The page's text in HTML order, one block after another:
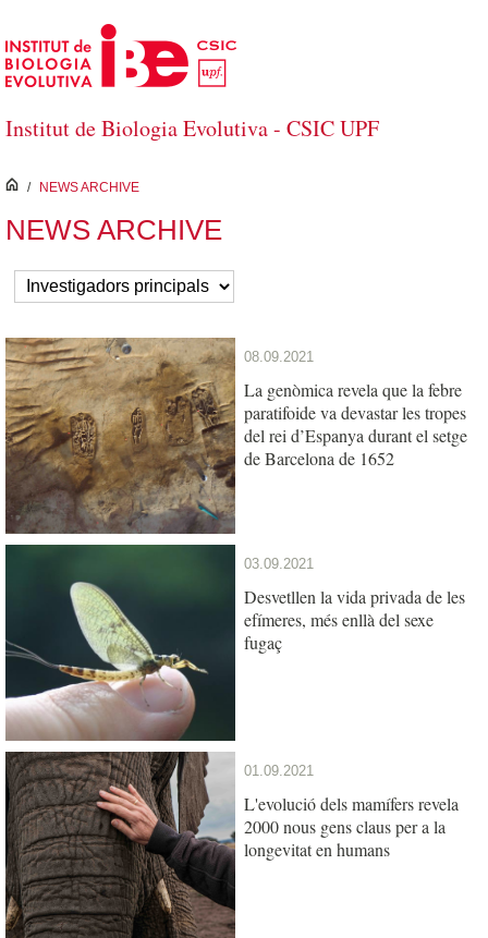
Salta al contingut principal
Institut de Biologia Evolutiva - CSIC UPF
inici
/ NEWS ARCHIVE
NEWS ARCHIVE
08.09.2021
La genòmica revela que la febre
paratifoide va devastar les tropes
del rei d’Espanya durant el setge
de Barcelona de 1652
03.09.2021
Desvetllen la vida privada de les
efímeres, més enllà del sexe
fugaç
01.09.2021
L'evolució dels mamífers revela
2000 nous gens claus per a la
longevitat en humans